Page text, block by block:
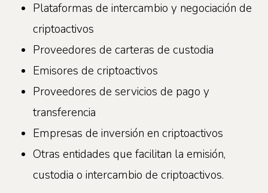
Plataformas de intercambio y negociación de
criptoactivos
Proveedores de carteras de custodia
Emisores de criptoactivos
Proveedores de servicios de pago y
transferencia
Empresas de inversión en criptoactivos
Otras entidades que facilitan la emisión,
custodia o intercambio de criptoactivos.